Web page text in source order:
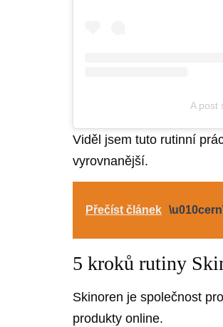
A post
Viděl jsem tuto rutinní
vyrovnanější.
Přečíst článek
5 kroků rutiny
Skinoren je společnost
produkty online.